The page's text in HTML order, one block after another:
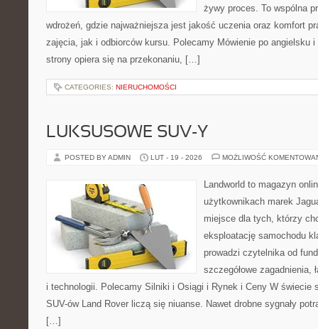
żywy proces. To wspólna
wdrożeń, gdzie najważniejsza jest jakość uczenia oraz komfort
zajęcia, jak i odbiorców kursu. Polecamy Mówienie po angielsku
strony opiera się na przekonaniu, […]
CATEGORIES: NIERUCHOMOŚCI
LUKSUSOWE SUV-Y
POSTED BY ADMIN LUT - 19 - 2026 MOŻLIWOŚĆ
Landworld to magazyn
użytkownikach marek
miejsce dla tych, którzy
eksploatację samochodu
prowadzi czytelnika od
szczegółowe zagadnienia,
i technologii. Polecamy Silniki i Osiągi i Rynek i Ceny W świecie
SUV-ów Land Rover liczą się niuanse. Nawet drobne sygnały
[…]